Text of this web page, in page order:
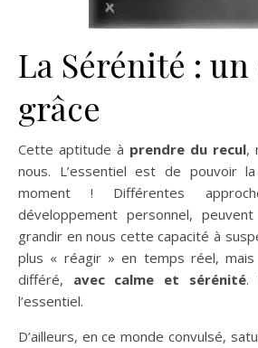
La Sérénité :
grâce
Cette aptitude à prendre du recul,
nous. L’essentiel est de pouvoir
moment ! Différentes
développement personnel,
grandir en nous cette capacité à
plus « réagir » en temps réel,
différé, avec calme et sérénité.
l’essentiel.
D’ailleurs, en ce monde convulsé,